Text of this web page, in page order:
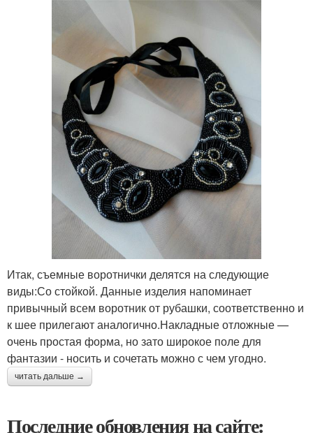
Итак, съемные воротнички делятся на следующие
виды:Со стойкой. Данные изделия напоминает
привычный всем воротник от рубашки, соответственно и
к шее прилегают аналогично.Накладные отложные —
очень простая форма, но зато широкое поле для
фантазии - носить и сочетать можно с чем угодно.
читать дальше →
Последние обновления на сайте: